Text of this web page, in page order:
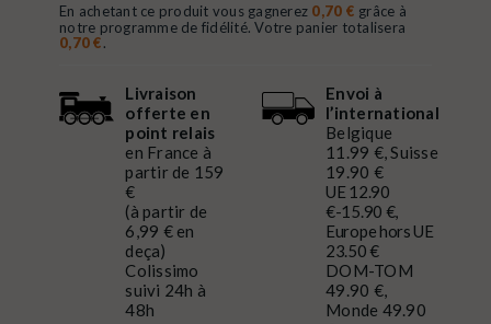
En achetant ce produit vous gagnerez 0,70 € grâce à
notre programme de fidélité. Votre panier totalisera
0,70 €.
Livraison
offerte en
point relais
en France à
partir de 159
€
(à partir de
6,99 € en
deça)
Colissimo
suivi 24h à
48h
Envoi à
l’international
Belgique
11.99 €, Suisse
19.90 €
UE 12.90
€-15.90 €,
Europe hors UE
23.50 €
DOM-TOM
49.90 €,
Monde 49.90